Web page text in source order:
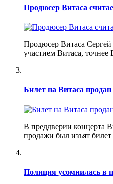
Продюсер Витаса
Продюсер Витаса
участием Витаса, точнее
Билет на Витаса
В преддверии концерта
продажи был изъят
Полиция усомнилась в